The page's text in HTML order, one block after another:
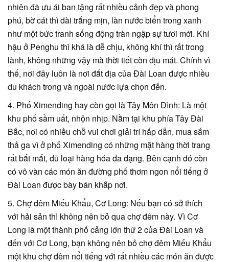
nhiên đã ưu ái ban tặng rất nhiều cảnh đẹp và phong
phú, bờ cát thì dài trắng mịn, làn nước biển trong xanh
như một bức tranh sống động tràn ngập sự tươi mới. Khí
hậu ở Penghu thì khá là dễ chịu, không khí thì rất trong
lành, không những vậy mà thời tiết còn dịu mát. Chính vì
thế, nơi đây luôn là nơi đắt địa của Đài Loan được nhiều
du khách trong và ngoài nước lựa chọn đến.
4. Phố Ximending hay còn gọi là Tây Môn Đình: Là một
khu phố sầm uất, nhộn nhịp. Nằm tại khu phía Tây Đài
Bắc, nơi có nhiều chỗ vui chơi giải trí hấp dẫn, mua sắm
thả ga vì ở phố Ximending có những mặt hàng thời trang
rất bắt mắt, đủ loại hàng hóa đa dạng. Bên cạnh đó còn
có vô vàn các món ăn đường phố thơm ngon nổi tiếng ở
Đài Loan được bày bán khắp nơi.
5. Chợ đêm Miếu Khẩu, Cơ Long: Nếu bạn có sở thích
với hải sản thì không nên bỏ qua chợ đêm này. Vì Cơ
Long là một thành phố cảng lớn thứ 2 của Đài Loan và
đến với Cơ Long, bạn không nên bỏ chợ đêm Miếu Khẩu
một khu chợ đêm nổi tiếng với rất nhiều các món ăn được